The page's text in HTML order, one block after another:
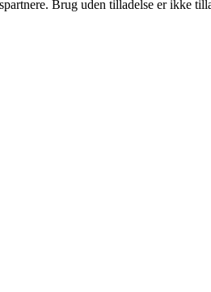
Brug uden tilladelse er ikke